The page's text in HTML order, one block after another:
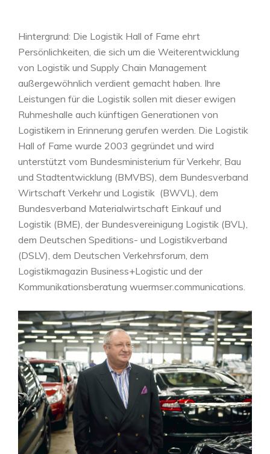
Hintergrund: Die Logistik Hall of Fame ehrt
Persönlichkeiten, die sich um die Weiterentwicklung
von Logistik und Supply Chain Management
außergewöhnlich verdient gemacht haben. Ihre
Leistungen für die Logistik sollen mit dieser ewigen
Ruhmeshalle auch künftigen Generationen von
Logistikern in Erinnerung gerufen werden. Die Logistik
Hall of Fame wurde 2003 gegründet und wird
unterstützt vom Bundesministerium für Verkehr, Bau
und Stadtentwicklung (BMVBS), dem Bundesverband
Wirtschaft Verkehr und Logistik (BWVL), dem
Bundesverband Materialwirtschaft Einkauf und
Logistik (BME), der Bundesvereinigung Logistik (BVL),
dem Deutschen Speditions- und Logistikverband
(DSLV), dem Deutschen Verkehrsforum, dem
Logistikmagazin Business+Logistic und der
Kommunikationsberatung wuermser.communications.